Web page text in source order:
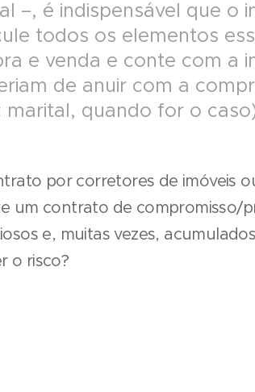
–, é indispensável que o
todos os elementos
e venda e conte com a
de anuir com a
quando for o
por corretores de imóveis
um contrato de compromisso/
e, muitas vezes,
o risco?